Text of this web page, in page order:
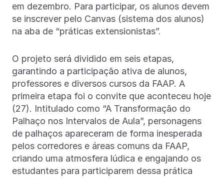
em dezembro. Para participar, os alunos devem
se inscrever pelo Canvas (sistema dos alunos)
na aba de “práticas extensionistas”.
O projeto será dividido em seis etapas,
garantindo a participação ativa de alunos,
professores e diversos cursos da FAAP. A
primeira etapa foi o convite que aconteceu hoje
(27). Intitulado como “A Transformação do
Palhaço nos Intervalos de Aula”, personagens
de palhaços apareceram de forma inesperada
pelos corredores e áreas comuns da FAAP,
criando uma atmosfera lúdica e engajando os
estudantes para participarem dessa prática